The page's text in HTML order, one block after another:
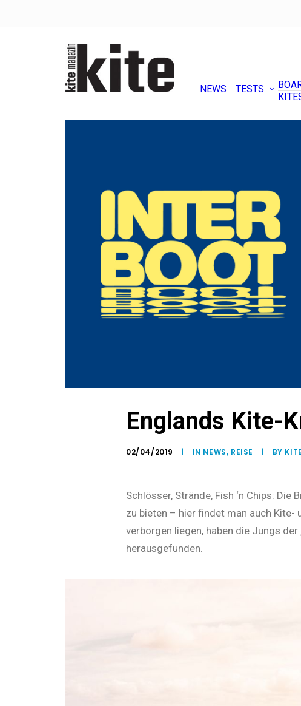
NEWS TESTS
Englands Kite-
02/04/2019 | IN NEWS, REISE | BY
Schlösser, Strände, Fish ‘n Chips:
zu bieten – hier findet man auch Kite-
verborgen liegen, haben die Jungs der
herausgefunden.